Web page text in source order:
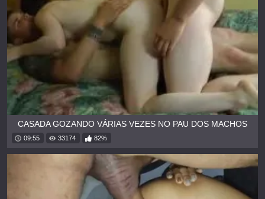
CASADA GOZANDO VÁRIAS VEZES NO PAU DOS MACHOS
09:55 33174 82%